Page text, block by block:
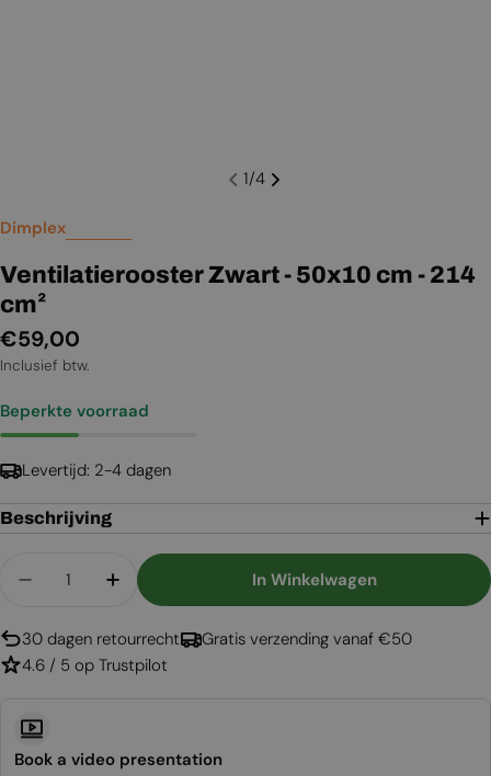
1/4
Dimplex
Ventilatierooster Zwart - 50x10 cm - 214
cm²
Normale
prijs
€59,00
Inclusief btw.
Beperkte voorraad
Levertijd: 2-4 dagen
Beschrijving
Aantal Verlagen Voor Ventilatierooster Zwart -
Aantal Verhogen Voor
In Winkelwagen
30 dagen retourrecht
Gratis verzending vanaf €50
4.6 / 5 op Trustpilot
Book a video presentation